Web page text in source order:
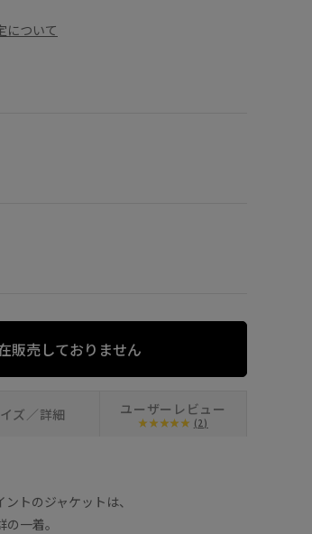
について
販売しておりません
ズ／詳細 ユーザーレビュー
(2)
トのジャケットは、
一着。